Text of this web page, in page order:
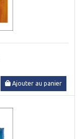
Ajouter au panier